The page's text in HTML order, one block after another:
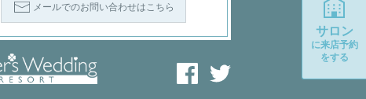
メールでのお問い合わせはこちら
サロン
に来店予約
をする